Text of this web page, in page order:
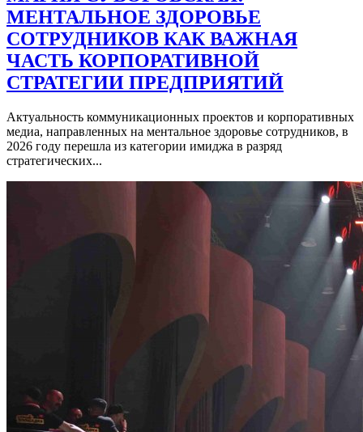
МЕНТАЛЬНОЕ ЗДОРОВЬЕ
СОТРУДНИКОВ КАК ВАЖНАЯ
ЧАСТЬ КОРПОРАТИВНОЙ
СТРАТЕГИИ ПРЕДПРИЯТИЙ
Актуальность коммуникационных проектов и корпоративных
медиа, направленных на ментальное здоровье сотрудников, в
2026 году перешла из категории имиджа в разряд
стратегических...